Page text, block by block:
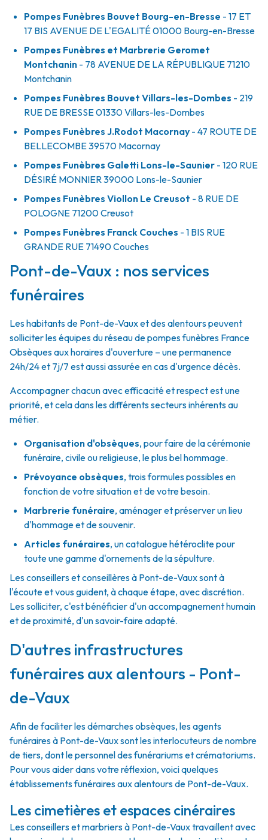
Pompes Funèbres Bouvet Bourg-en-Bresse - 17 ET
17 BIS AVENUE DE L'EGALITÉ01000 Bourg-en-Bresse
Pompes Funèbres et Marbrerie Geromet
Montchanin - 78 AVENUE DE LA RÉPUBLIQUE 71210
Montchanin
Pompes Funèbres Bouvet Villars-les-Dombes - 219
RUE DE BRESSE01330Villars-les-Dombes
Pompes Funèbres J.Rodot Macornay - 47 ROUTE DE
BELLECOMBE39570 Macornay
Pompes Funèbres Galetti Lons-le-Saunier - 120 RUE
DÉSIRÉ MONNIER39000 Lons-le-Saunier
Pompes Funèbres Viollon Le Creusot - 8 RUE DE
POLOGNE 71200Creusot
Pompes Funèbres Franck Couches - 1 BIS RUE
GRANDE RUE 71490Couches
Pont-de-Vaux : nos services
funéraires
Les habitants de Pont-de-Vaux et des alentours peuvent
solliciter les équipes du réseau de pompes funèbres France
Obsèques aux horaires d'ouverture – une permanence
24h/24 et 7j/7 est aussi assurée en cas d'urgence décès.
Accompagner chacun avec efficacité et respect est une
priorité, et cela dans les différents secteurs inhérents au
métier.
Organisation d'obsèques, pour faire de la cérémonie
funéraire, civile ou religieuse, le plus bel hommage.
Prévoyance obsèques, trois formules possibles en
fonction de votre situation et de votre besoin.
Marbrerie funéraire, aménager et préserver un lieu
d'hommage et de souvenir.
Articles funéraires, un catalogue hétéroclite pour
toute une gamme d'ornements de la sépulture.
Les conseillers et conseillères à Pont-de-Vaux sont à
l'écoute et vous guident, à chaque étape, avec discrétion.
Les solliciter, c'est bénéficier d'un accompagnement humain
et de proximité, d'un savoir-faire adapté.
D'autres infrastructures
funéraires aux alentours - Pont-
de-Vaux
Afin de faciliter les démarches obsèques, les agents
funéraires à Pont-de-Vaux sont les interlocuteurs de nombre
de tiers, dont le personnel des funérariums et crématoriums.
Pour vous aider dans votre réflexion, voici quelques
établissements funéraires aux alentours de Pont-de-Vaux.
Les cimetières et espaces cinéraires
Les conseillers et marbriers à Pont-de-Vaux travaillent avec